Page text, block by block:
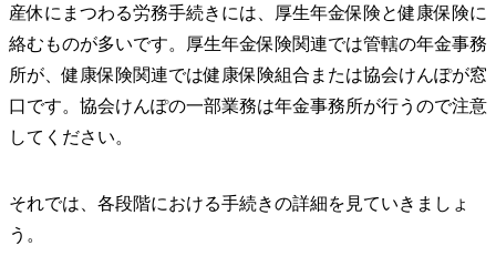
産休にまつわる労務手続きには、厚生年金保険と健康保険に
絡むものが多いです。厚生年金保険関連では管轄の年金事務
所が、健康保険関連では健康保険組合または協会けんぽが窓
口です。協会けんぽの一部業務は年金事務所が行うので注意
してください。
それでは、各段階における手続きの詳細を見ていきましょ
う。